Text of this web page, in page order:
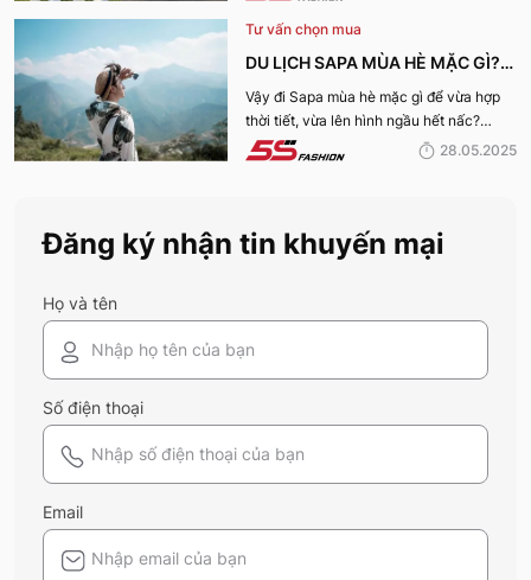
Fashion khám phá xem có gì mới mẻ để
bạn sắm sửa và diện ngay trong mùa hè
Tư vấn chọn mua
DU LỊCH SAPA MÙA HÈ MẶC GÌ?
10 OUTFITS TRẺ TRUNG, THU HÚT
NHẤT
Vậy đi Sapa mùa hè mặc gì để vừa hợp
thời tiết, vừa lên hình ngầu hết nấc?
Cùng khám phá 10 set đồ cực chất dưới
28.05.2025
Đăng ký nhận tin khuyến mại
Họ và tên
Số điện thoại
Email